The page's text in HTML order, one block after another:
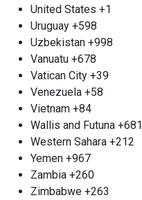
United States +1
Uruguay +598
Uzbekistan +998
Vanuatu +678
Vatican City +39
Venezuela +58
Vietnam +84
Wallis and Futuna +681
Western Sahara +212
Yemen +967
Zambia +260
Zimbabwe +263